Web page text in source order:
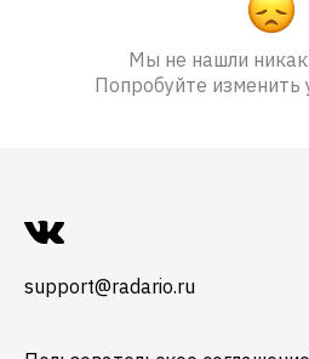
Мы не нашли
Попробуйте изменить
support@radario.ru